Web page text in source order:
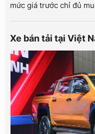
mức giá trước chỉ đủ
Xe bán tải tại Việt